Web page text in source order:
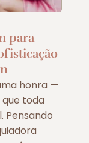
para
honra —
toda
Pensando